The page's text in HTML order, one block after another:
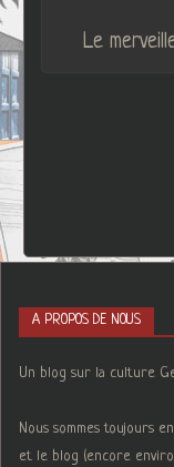
Le
A PROPOS DE NOUS
Un blog sur la culture
Nous sommes toujours
et le blog (encore